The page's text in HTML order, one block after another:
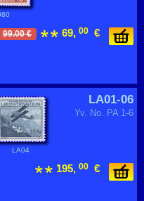
99.00 € 69, 00 €
LA01-06
Yv. No. PA 1-6
LA04
195, 00 €